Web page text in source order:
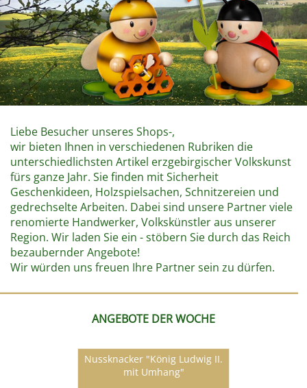
Liebe Besucher unseres Shops-,
wir bieten Ihnen in verschiedenen Rubriken die
unterschiedlichsten Artikel erzgebirgischer Volkskunst
fürs ganze Jahr. Sie finden mit Sicherheit
Geschenkideen, Holzspielsachen, Schnitzereien und
gedrechselte Arbeiten. Dabei sind unsere Partner viele
renomierte Handwerker, Volkskünstler aus unserer
Region. Wir laden Sie ein - stöbern Sie durch das Reich
bezaubernder Angebote!
Wir würden uns freuen Ihre Partner sein zu dürfen.
ANGEBOTE DER WOCHE
Nussknacker "König Ludwig II.
mit Umhang"